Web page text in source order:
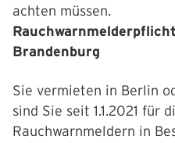
achten müssen.
Brandenburg
Sie vermieten in Berlin
sind Sie seit 1.1.2021 für
Rauchwarnmeldern in